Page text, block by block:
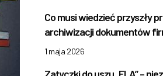
Co musi wiedzieć przyszły
archiwizacji dokumentów
1 maja 2026